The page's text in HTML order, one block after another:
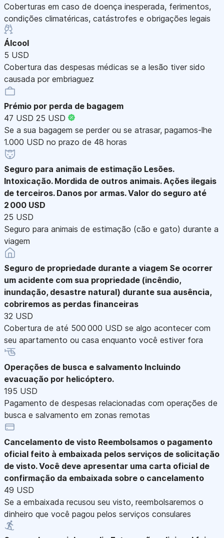
Coberturas em caso de doença inesperada, ferimentos,
condições climatéricas, catástrofes e obrigações legais
Álcool
5 USD
Cobertura das despesas médicas se a lesão tiver sido
causada por embriaguez
Prémio por perda de bagagem
47 USD 25 USD
Se a sua bagagem se perder ou se atrasar, pagamos-lhe
1.000 USD no prazo de 48 horas
Seguro para animais de estimação Lesões.
Intoxicação. Mordida de outros animais. Ações ilegais
de terceiros. Danos por armas. Valor do seguro até
2 000 USD
25 USD
Seguro para animais de estimação (cão e gato) durante a
viagem
Seguro de propriedade durante a viagem Se ocorrer
um acidente com sua propriedade (incêndio,
inundação, desastre natural) durante sua ausência,
cobriremos as perdas financeiras
32 USD
Cobertura de até 500 000 USD se algo acontecer com
seu apartamento ou casa enquanto você estiver fora
Operações de busca e salvamento Incluindo
evacuação por helicóptero.
195 USD
Pagamento de despesas relacionadas com operações de
busca e salvamento em zonas remotas
Cancelamento de visto Reembolsamos o pagamento
oficial feito à embaixada pelos serviços de solicitação
de visto. Você deve apresentar uma carta oficial de
confirmação da embaixada sobre o cancelamento
49 USD
Se a embaixada recusou seu visto, reembolsaremos o
dinheiro que você pagou pelos serviços consulares